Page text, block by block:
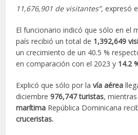
11,676,901 de visitantes”, expresó
El funcionario indicó que sólo en el
país recibió un total de 1,392,649
un crecimiento de un 40.5 %
en comparación con el 2023 y 14.2
Explicó que sólo por lavía aérea
diciembre976,747 turistas,
marítima República Dominicana
cruceristas.